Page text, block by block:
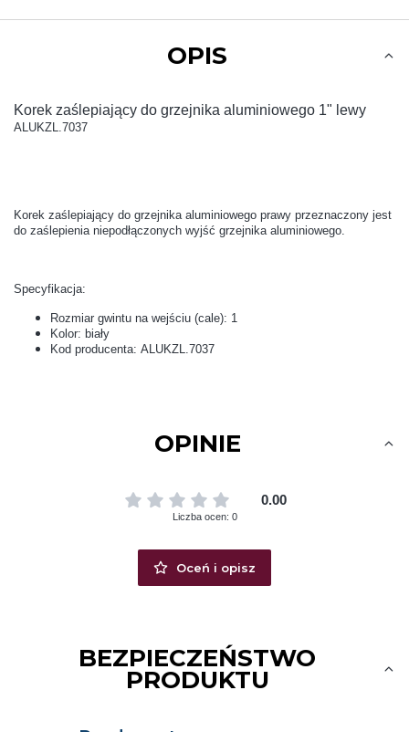
OPIS
Korek zaślepiający do grzejnika aluminiowego 1" lewy
ALUKZL.7037
Korek zaślepiający do grzejnika aluminiowego prawy przeznaczony jest
do zaślepienia niepodłączonych wyjść grzejnika aluminiowego.
Specyfikacja:
Rozmiar gwintu na wejściu (cale): 1
Kolor: biały
Kod producenta: ALUKZL.7037
OPINIE
0.00
Liczba ocen: 0
Oceń i opisz
BEZPIECZEŃSTWO
PRODUKTU